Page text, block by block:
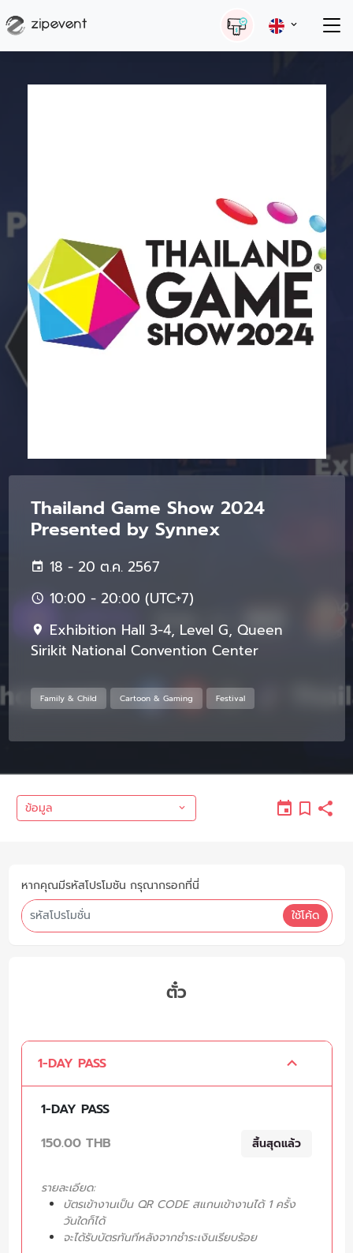
Thailand Game Show 2024
Presented by Synnex
18 - 20 ต.ค. 2567
10:00 - 20:00 (UTC+7)
Exhibition Hall 3-4, Level G, Queen
Sirikit National Convention Center
Family & Child Cartoon & Gaming Festival
ข้อมูล
หากคุณมีรหัสโปรโมชัน กรุณากรอกที่นี่
ใช้โค้ด
ตั๋ว
1-DAY PASS
1-DAY PASS
150.00 THB
สิ้นสุดแล้ว
รายละเอียด:
บัตรเข้างานเป็น QR CODE สแกนเข้างานได้ 1 ครั้ง
วันใดก็ได้
จะได้รับบัตรทันทีหลังจากชำระเงินเรียบร้อย